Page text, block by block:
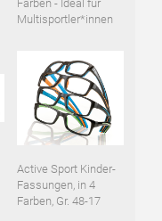
Farben - Ideal für
Multisportler*innen
Active Sport Kinder-
Fassungen, in 4
Farben, Gr. 48-17